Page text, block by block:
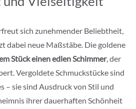
sich zunehmender Beliebtheit,
dabei neue Maßstäbe. Die goldene
Stück einen edlen Schimmer, der
Vergoldete Schmuckstücke sind
– sie sind Ausdruck von Stil und
ihrer dauerhaften Schönheit